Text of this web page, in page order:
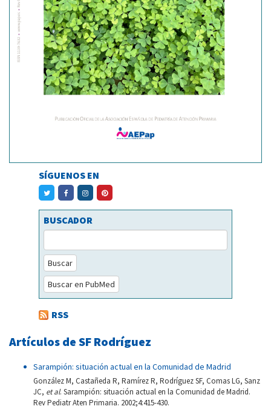
SÍGUENOS EN
BUSCADOR
Buscar
Buscar en PubMed
RSS
Artículos de SF Rodríguez
Sarampión: situación actual en la Comunidad de Madrid
González M, Castañeda R, Ramírez R, Rodríguez SF, Comas LG, Sanz
JC, et al. Sarampión: situación actual en la Comunidad de Madrid.
Rev Pediatr Aten Primaria. 2002;4:415-430.